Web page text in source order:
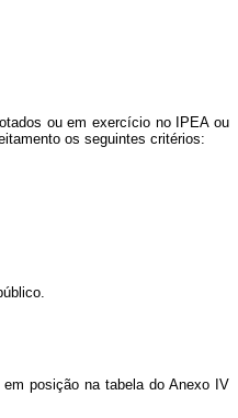
ou em exercício no IPEA ou
os seguintes critérios:
posição na tabela do Anexo IV